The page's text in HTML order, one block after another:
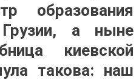
образования
Грузии, а ныне
киевской
такова: наш